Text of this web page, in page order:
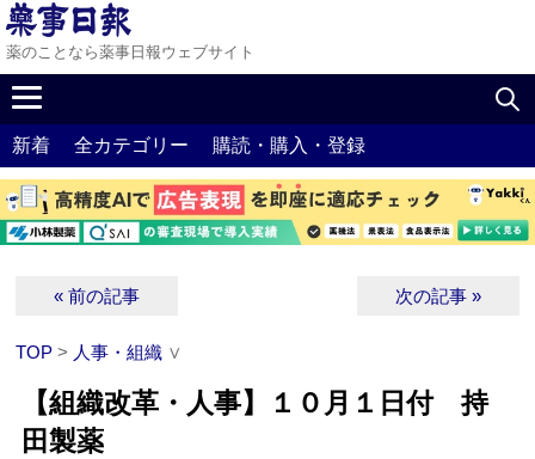
薬のことなら薬事日報ウェブサイト
新着 全カテゴリー 購読・購入・登録
« 前の記事 次の記事 »
TOP > 人事・組織 ∨
【組織改革・人事】１０月１日付 持
田製薬